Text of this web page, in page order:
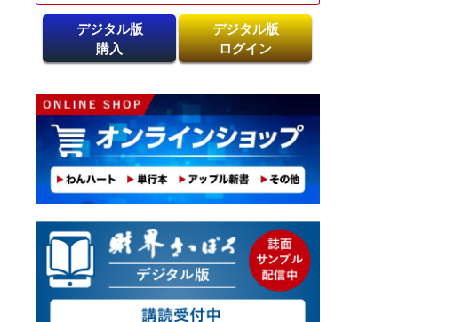
デジタル版
購入
デジタル版
ログイン